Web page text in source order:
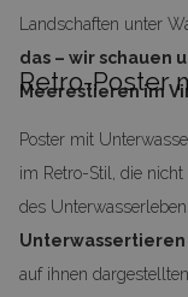
Landschaften unter
das – wir schauen
Meerestieren im
Retro-Poster
Poster mit
im Retro-Stil, die
des
Unterwassertieren
auf ihnen